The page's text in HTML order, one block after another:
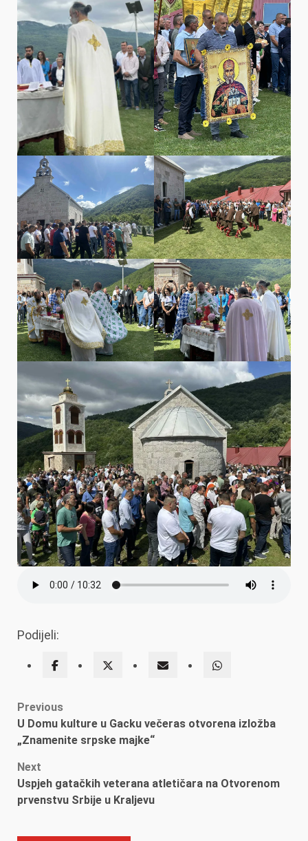
Podijeli:
Post
navigation
Previous
U Domu kulture u Gacku večeras otvorena izložba
„Znamenite srpske majke“
Next
Uspjeh gatačkih veterana atletičara na Otvorenom
prvenstvu Srbije u Kraljevu